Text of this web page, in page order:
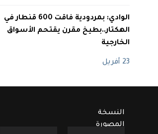
الوادي: بمردودية فاقت 600 قنطار في
الهكتار..بطيخ مقرن يقتحم الأسواق
الخارجية
23 أفريل
النسخة
المصورة